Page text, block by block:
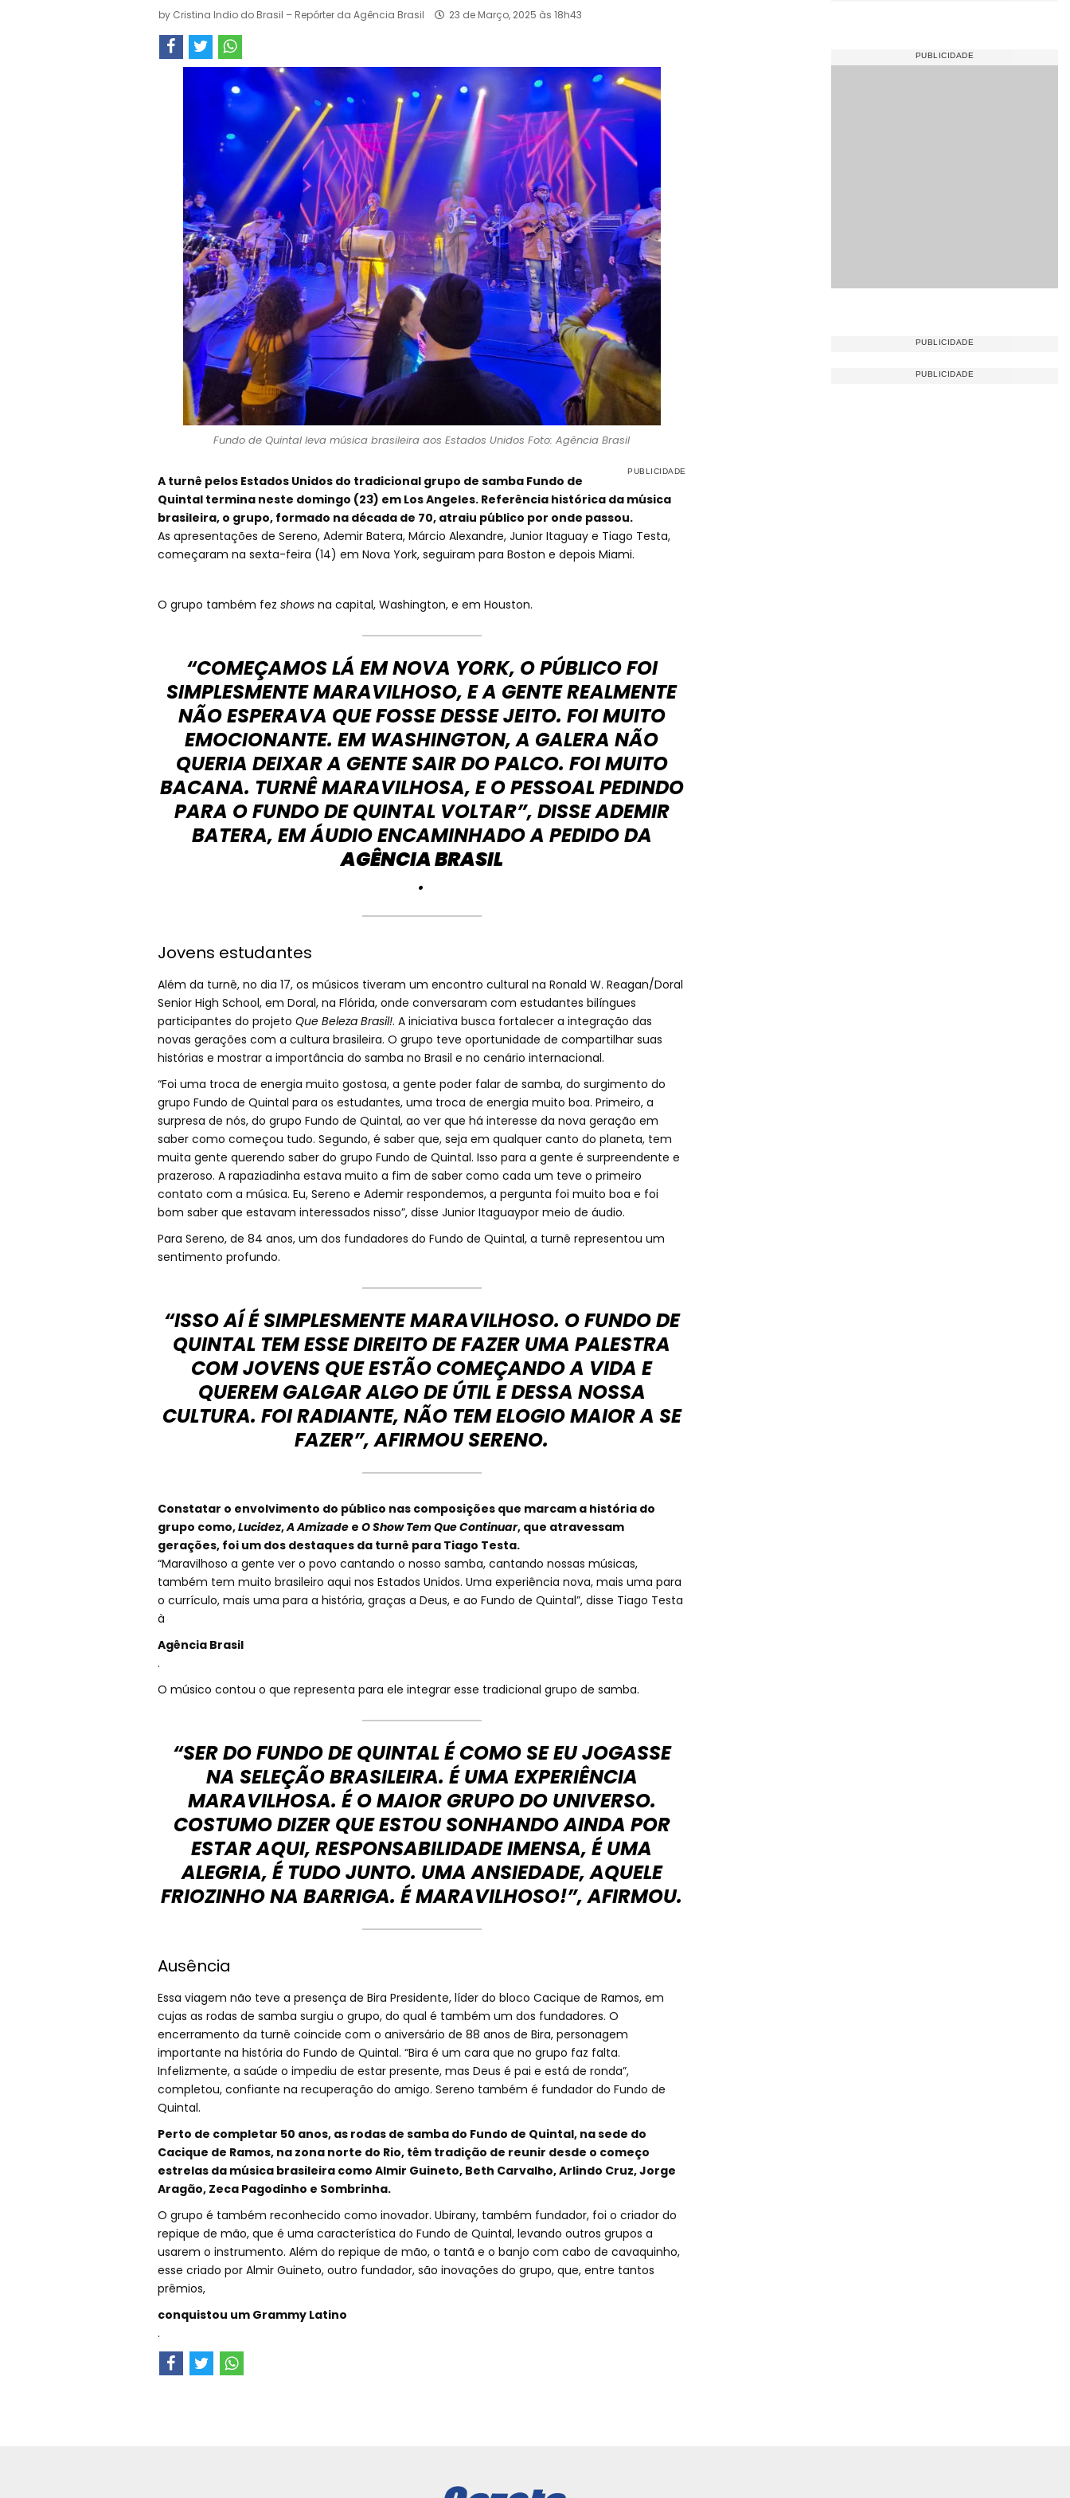
by Cristina Indio do Brasil – Repórter da Agência Brasil 23 de Março, 2025 às 18h43
Fundo de Quintal leva música brasileira aos Estados Unidos Foto: Agência Brasil
A turnê pelos Estados Unidos do tradicional grupo de samba Fundo de
Quintal termina neste domingo (23) em Los Angeles. Referência histórica da música
brasileira, o grupo, formado na década de 70, atraiu público por onde passou.
As apresentações de Sereno, Ademir Batera, Márcio Alexandre, Junior Itaguay e Tiago Testa,
começaram na sexta-feira (14) em Nova York, seguiram para Boston e depois Miami.
O grupo também fez showsna capital, Washington, e em Houston.
“COMEÇAMOS LÁ EM NOVA YORK, O PÚBLICO FOI
SIMPLESMENTE MARAVILHOSO, E A GENTE REALMENTE
NÃO ESPERAVA QUE FOSSE DESSE JEITO. FOI MUITO
EMOCIONANTE. EM WASHINGTON, A GALERA NÃO
QUERIA DEIXAR A GENTE SAIR DO PALCO. FOI MUITO
BACANA. TURNÊ MARAVILHOSA, E O PESSOAL PEDINDO
PARA O FUNDO DE QUINTAL VOLTAR”, DISSE ADEMIR
BATERA, EM ÁUDIO ENCAMINHADO A PEDIDO DA
AGÊNCIA BRASIL
.
Jovens estudantes
Além da turnê, no dia 17, os músicos tiveram um encontro cultural na Ronald W. Reagan/Doral
Senior High School, em Doral, na Flórida, onde conversaram com estudantes bilíngues
participantes do projeto Que Beleza Brasil!. A iniciativa busca fortalecer a integração das
novas gerações com a cultura brasileira. O grupo teve oportunidade de compartilhar suas
histórias e mostrar a importância do samba no Brasil e no cenário internacional.
“Foi uma troca de energia muito gostosa, a gente poder falar de samba, do surgimento do
grupo Fundo de Quintal para os estudantes, uma troca de energia muito boa. Primeiro, a
surpresa de nós, do grupo Fundo de Quintal, ao ver que há interesse da nova geração em
saber como começou tudo. Segundo, é saber que, seja em qualquer canto do planeta, tem
muita gente querendo saber do grupo Fundo de Quintal. Isso para a gente é surpreendente e
prazeroso. A rapaziadinha estava muito a fim de saber como cada um teve o primeiro
contato com a música. Eu, Sereno e Ademir respondemos, a pergunta foi muito boa e foi
bom saber que estavam interessados nisso”, disse Junior Itaguaypor meio de áudio.
Para Sereno, de 84 anos, um dos fundadores do Fundo de Quintal, a turnê representou um
sentimento profundo.
“ISSO AÍ É SIMPLESMENTE MARAVILHOSO. O FUNDO DE
QUINTAL TEM ESSE DIREITO DE FAZER UMA PALESTRA
COM JOVENS QUE ESTÃO COMEÇANDO A VIDA E
QUEREM GALGAR ALGO DE ÚTIL E DESSA NOSSA
CULTURA. FOI RADIANTE, NÃO TEM ELOGIO MAIOR A SE
FAZER”, AFIRMOU SERENO.
Constatar o envolvimento do público nas composições que marcam a história do
grupo como,Lucidez,A Amizadee O Show Tem Que Continuar, que atravessam
gerações, foi um dos destaques da turnê para Tiago Testa.
“Maravilhoso a gente ver o povo cantando o nosso samba, cantando nossas músicas,
também tem muito brasileiro aqui nos Estados Unidos. Uma experiência nova, mais uma para
o currículo, mais uma para a história, graças a Deus, e ao Fundo de Quintal”, disse Tiago Testa
à
Agência Brasil
.
O músico contou o que representa para ele integrar esse tradicional grupo de samba.
“SER DO FUNDO DE QUINTAL É COMO SE EU JOGASSE
NA SELEÇÃO BRASILEIRA. É UMA EXPERIÊNCIA
MARAVILHOSA. É O MAIOR GRUPO DO UNIVERSO.
COSTUMO DIZER QUE ESTOU SONHANDO AINDA POR
ESTAR AQUI, RESPONSABILIDADE IMENSA, É UMA
ALEGRIA, É TUDO JUNTO. UMA ANSIEDADE, AQUELE
FRIOZINHO NA BARRIGA. É MARAVILHOSO!”, AFIRMOU.
Ausência
Essa viagem não teve a presença de Bira Presidente, líder do bloco Cacique de Ramos, em
cujas as rodas de samba surgiu o grupo, do qual é também um dos fundadores. O
encerramento da turnê coincide com o aniversário de 88 anos de Bira, personagem
importante na história do Fundo de Quintal. “Bira é um cara que no grupo faz falta.
Infelizmente, a saúde o impediu de estar presente, mas Deus é pai e está de ronda”,
completou, confiante na recuperação do amigo. Sereno também é fundador do Fundo de
Quintal.
Perto de completar 50 anos, as rodas de samba do Fundo de Quintal, na sede do
Cacique de Ramos, na zona norte do Rio, têm tradição de reunir desde o começo
estrelas da música brasileira como Almir Guineto, Beth Carvalho, Arlindo Cruz, Jorge
Aragão, Zeca Pagodinho e Sombrinha.
O grupo é também reconhecido como inovador. Ubirany, também fundador, foi o criador do
repique de mão, que é uma característica do Fundo de Quintal, levando outros grupos a
usarem o instrumento. Além do repique de mão, o tantã e o banjo com cabo de cavaquinho,
esse criado por Almir Guineto, outro fundador, são inovações do grupo, que, entre tantos
prêmios,
conquistou um Grammy Latino
.